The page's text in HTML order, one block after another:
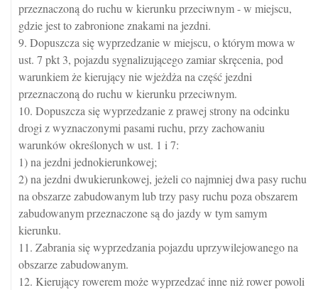
przeznaczoną do ruchu w kierunku przeciwnym - w miejscu,
gdzie jest to zabronione znakami na jezdni.
9. Dopuszcza się wyprzedzanie w miejscu, o którym mowa w
ust. 7 pkt 3, pojazdu sygnalizującego zamiar skręcenia, pod
warunkiem że kierujący nie wjeżdża na część jezdni
przeznaczoną do ruchu w kierunku przeciwnym.
10. Dopuszcza się wyprzedzanie z prawej strony na odcinku
drogi z wyznaczonymi pasami ruchu, przy zachowaniu
warunków określonych w ust. 1 i 7:
1) na jezdni jednokierunkowej;
2) na jezdni dwukierunkowej, jeżeli co najmniej dwa pasy ruchu
na obszarze zabudowanym lub trzy pasy ruchu poza obszarem
zabudowanym przeznaczone są do jazdy w tym samym
kierunku.
11. Zabrania się wyprzedzania pojazdu uprzywilejowanego na
obszarze zabudowanym.
12. Kierujący rowerem może wyprzedzać inne niż rower powoli